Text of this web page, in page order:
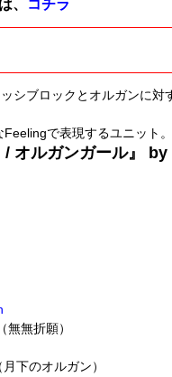
、 コチラ
シブロックとオルガンに対
で表現するユニット。
/ オルガンガール』 by
無折願）
下のオルガン）